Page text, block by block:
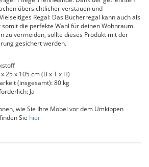
übersichtlicher verstauen und
Regal: Das Bücherregal kann auch als
die perfekte Wahl für deinen Wohnraum.
zu vermeiden, sollte dieses Produkt mit der
gesichert werden.
25 x 105 cm (B x T x H)
(insgesamt): 80 kg
Ja
wie Sie Ihre Möbel vor dem Umkippen
Sie hier